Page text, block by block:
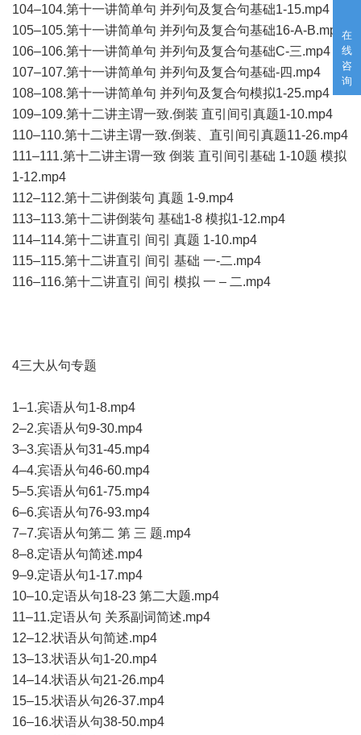
在
线
咨
询
104–104.第十一讲简单句 并列句及复合句基础1-15.mp4
105–105.第十一讲简单句 并列句及复合句基础16-A-B.mp4
106–106.第十一讲简单句 并列句及复合句基础C-三.mp4
107–107.第十一讲简单句 并列句及复合句基础-四.mp4
108–108.第十一讲简单句 并列句及复合句模拟1-25.mp4
109–109.第十二讲主谓一致.倒装 直引间引真题1-10.mp4
110–110.第十二讲主谓一致.倒装、直引间引真题11-26.mp4
111–111.第十二讲主谓一致 倒装 直引间引基础 1-10题 模拟
1-12.mp4
112–112.第十二讲倒装句 真题 1-9.mp4
113–113.第十二讲倒装句 基础1-8 模拟1-12.mp4
114–114.第十二讲直引 间引 真题 1-10.mp4
115–115.第十二讲直引 间引 基础 一-二.mp4
116–116.第十二讲直引 间引 模拟 一 – 二.mp4
4三大从句专题
1–1.宾语从句1-8.mp4
2–2.宾语从句9-30.mp4
3–3.宾语从句31-45.mp4
4–4.宾语从句46-60.mp4
5–5.宾语从句61-75.mp4
6–6.宾语从句76-93.mp4
7–7.宾语从句第二 第 三 题.mp4
8–8.定语从句简述.mp4
9–9.定语从句1-17.mp4
10–10.定语从句18-23 第二大题.mp4
11–11.定语从句 关系副词简述.mp4
12–12.状语从句简述.mp4
13–13.状语从句1-20.mp4
14–14.状语从句21-26.mp4
15–15.状语从句26-37.mp4
16–16.状语从句38-50.mp4